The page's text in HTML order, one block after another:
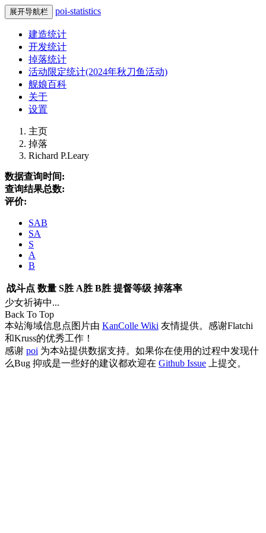
展开导航栏 poi-statistics
建造统计
开发统计
掉落统计
活动限定统计(2024年秋刀鱼活动)
舰娘百科
关于
设置
主页
掉落
Richard P.Leary
数据查询时间:
查询结果总数:
评价:
SAB
SA
S
A
B
战斗点 数量 S胜 A胜 B胜 提督等级 掉落率
少女祈祷中...
Back To Top
本站海域信息点图片由 KanColle Wiki 友情提供。感谢Flatchi
和Kruss的优秀工作！
感谢 poi 为本站提供数据支持。如果你在使用的过程中发现什
么Bug 抑或是一些好的建议都欢迎在 Github Issue 上提交。